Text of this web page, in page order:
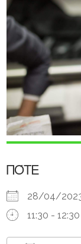
ΠΌΤΕ
28/04/
11:30 - 12:30